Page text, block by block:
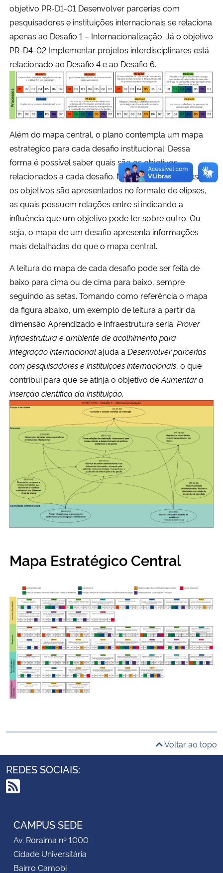
objetivo PR-D1-01 Desenvolver parcerias com
pesquisadores e instituições internacionais se relaciona
apenas ao Desafio 1 – Internacionalização. Já o objetivo
PR-D4-02 Implementar projetos interdisciplinares está
relacionado ao Desafio 4 e ao Desafio 6.
Além do mapa central, o plano contempla um mapa
estratégico para cada desafio institucional. Dessa
forma é possível saber quais são os objetivos
relacionados a cada desafio. No mapa de cada desafio
os objetivos são apresentados no formato de elipses,
as quais possuem relações entre si indicando a
influência que um objetivo pode ter sobre outro. Ou
seja, o mapa de um desafio apresenta informações
mais detalhadas do que o mapa central.
A leitura do mapa de cada desafio pode ser feita de
baixo para cima ou de cima para baixo, sempre
seguindo as setas. Tomando como referência o mapa
da figura abaixo, um exemplo de leitura a partir da
dimensão Aprendizado e Infraestrutura seria: Prover
infraestrutura e ambiente de acolhimento para
integração internacionalajuda a Desenvolver parcerias
com pesquisadores e instituições internacionais, o que
contribui para que se atinja o objetivo deAumentar a
inserção científica da instituição.
Mapa Estratégico Central
Voltar ao topo
REDES SOCIAIS:
RSS
CAMPUS SEDE
Av. Roraima nº 1000
Cidade Universitária
Bairro Camobi